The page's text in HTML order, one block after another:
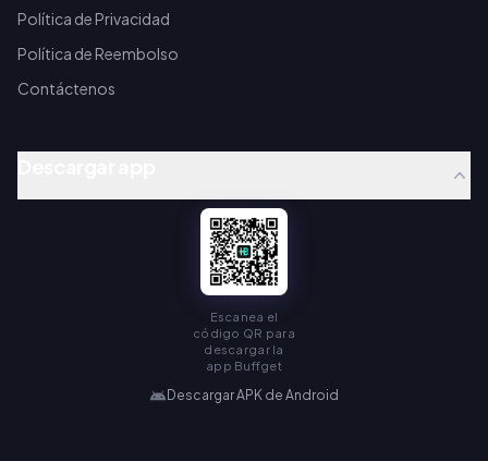
Política de Privacidad
Política de Reembolso
Contáctenos
Escanea el
código QR para
descargar la
app Buffget
Descargar APK de Android